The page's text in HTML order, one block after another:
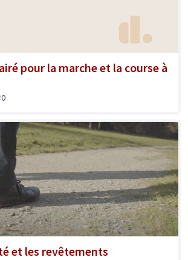
pour la marche et la course à
0
et les revêtements